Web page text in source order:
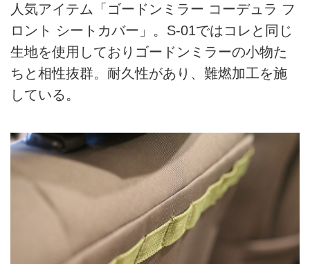
人気アイテム「ゴードンミラー コーデュラ フ
ロント シートカバー」。S-01ではコレと同じ
生地を使用しておりゴードンミラーの小物た
ちと相性抜群。耐久性があり、難燃加工を施
している。